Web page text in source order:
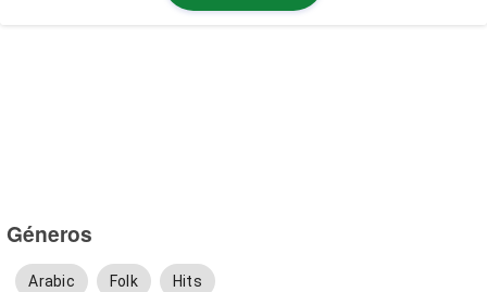
Géneros
Arabic Folk Hits